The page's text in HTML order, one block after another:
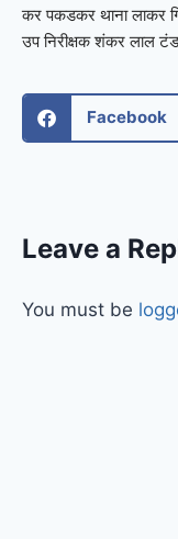
कर पकडकर थाना लाकर
उप निरीक्षक शंकर लाल
Facebook
Leave a
You must be